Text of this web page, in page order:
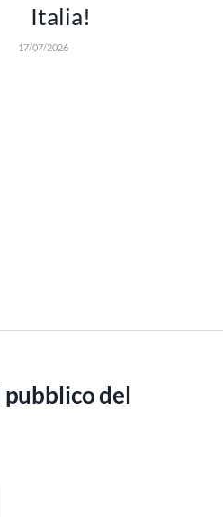
Italia!
17/07/2026
pubblico del